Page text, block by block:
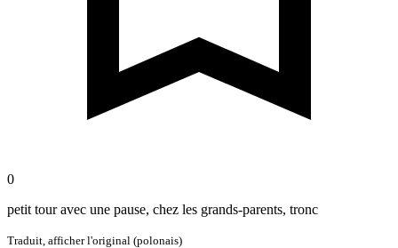
0
petit tour avec une pause, chez les grands-parents, tronc
Traduit, afficher l'original (polonais)